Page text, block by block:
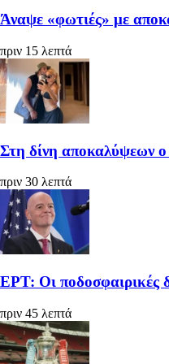
Άναψε «φωτιές» με
πριν 15 λεπτά
Στη δίνη αποκαλύψεων
πριν 30 λεπτά
ΕΡΤ: Οι ποδοσφαιρικές
πριν 45 λεπτά